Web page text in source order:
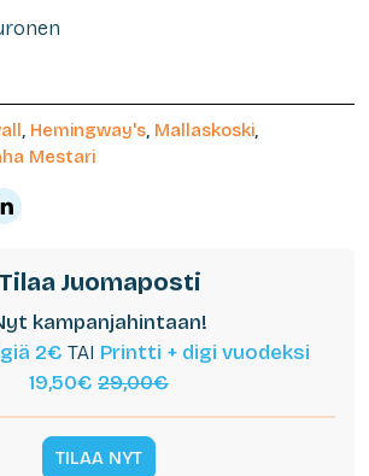
, Hemingway's, Mallaskoski,
Mestari
Tilaa Juomaposti
kampanjahintaan!
2€ TAI Printti + digi vuodeksi
19,50€ 29,00€
TILAA NYT